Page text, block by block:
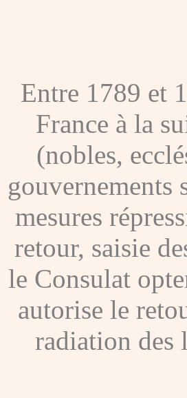
Entre 1789 et
France à la
(nobles,
gouvernements
mesures
retour, saisie
le Consulat
autorise le
radiation des